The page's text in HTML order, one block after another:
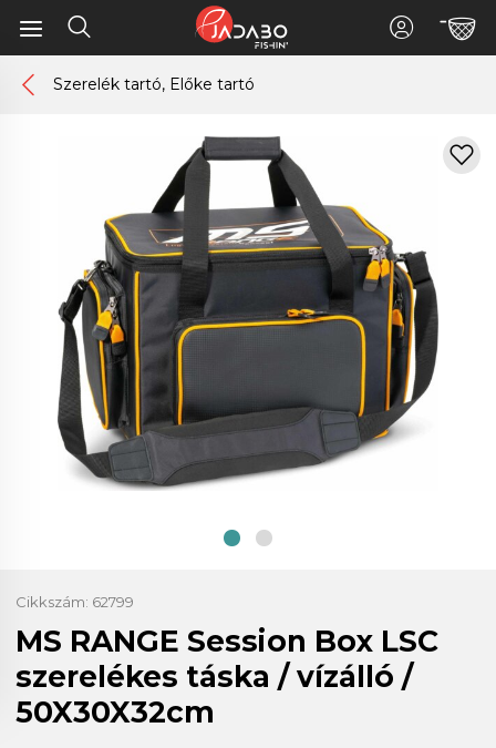
Szerelék tartó, Előke tartó
Cikkszám: 62799
MS RANGE Session Box LSC
szerelékes táska / vízálló /
50X30X32cm